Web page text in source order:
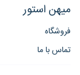
میهن استور
فروشگاه
تماس با ما